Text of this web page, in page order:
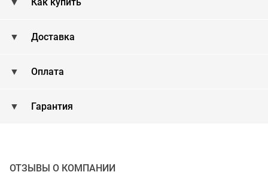
Доставка
Оплата
Гарантия
ОТЗЫВЫ О КОМПАНИИ